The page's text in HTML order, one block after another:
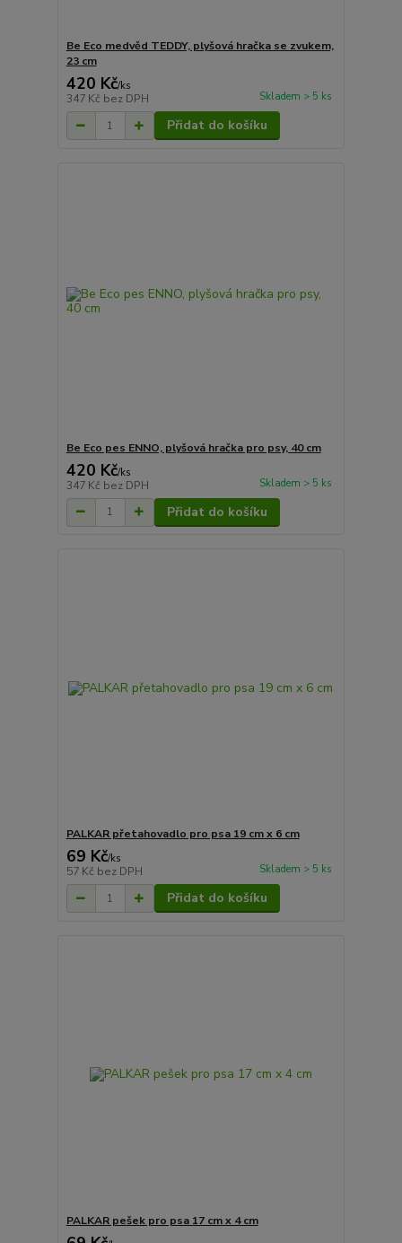
Be Eco medvěd TEDDY, plyšová hračka se zvukem,
23 cm
420 Kč/ks
347 Kč bez DPH Skladem > 5 ks
Přidat do košíku
Be Eco pes ENNO, plyšová hračka pro psy, 40 cm
420 Kč/ks
347 Kč bez DPH Skladem > 5 ks
Přidat do košíku
PALKAR přetahovadlo pro psa 19 cm x 6 cm
69 Kč/ks
57 Kč bez DPH Skladem > 5 ks
Přidat do košíku
PALKAR pešek pro psa 17 cm x 4 cm